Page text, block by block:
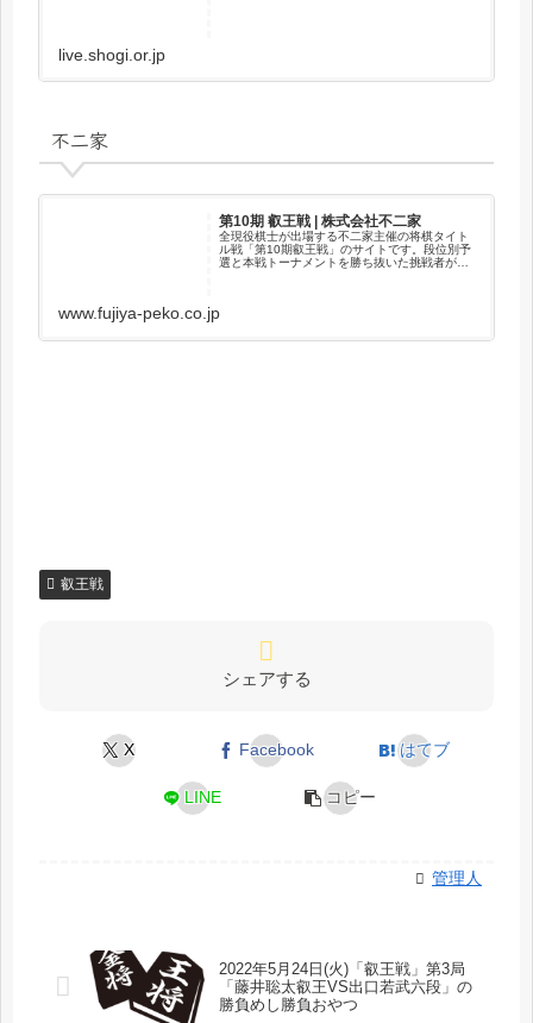
live.shogi.or.jp
不二家
第10期 叡王戦 | 株式会社不二家
全現役棋士が出場する不二家主催の将棋タイト
ル戦「第10期叡王戦」のサイトです。段位別予
選と本戦トーナメントを勝ち抜いた挑戦者が伊
www.fujiya-peko.co.jp
叡王戦
シェアする
X Facebook はてブ
LINE コピー
管理人
2022年5月24日(火)「叡王戦」第3局
「藤井聡太叡王VS出口若武六段」の
勝負めし勝負おやつ